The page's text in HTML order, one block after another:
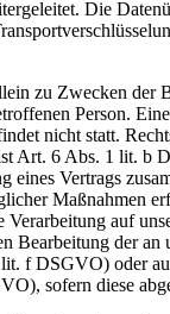
Die
zu Zwecken der
Person.
nicht statt.
Art. 6 Abs. 1 lit. b
eines Vertrags
Maßnahmen
auf
Bearbeitung der an
f DSGVO) oder
sofern diese